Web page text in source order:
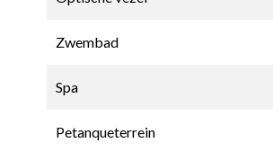
Zwembad
Spa
Petanqueterrein